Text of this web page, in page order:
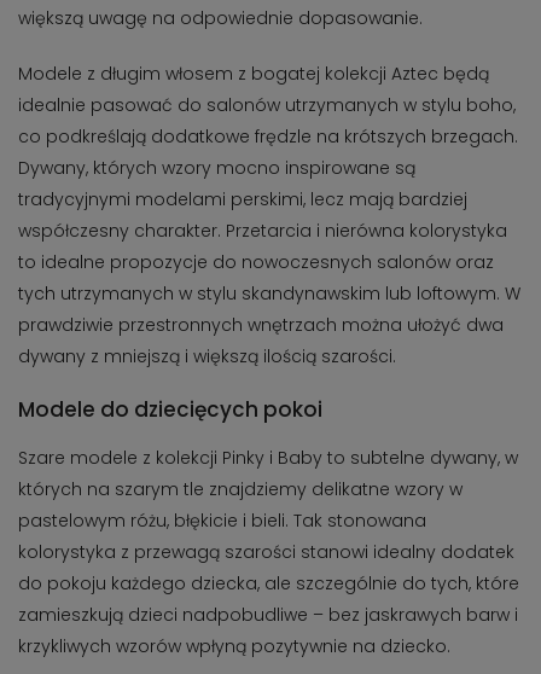
większą uwagę na odpowiednie dopasowanie.
Modele z długim włosem z bogatej kolekcji Aztec będą
idealnie pasować do salonów utrzymanych w stylu boho,
co podkreślają dodatkowe frędzle na krótszych brzegach.
Dywany, których wzory mocno inspirowane są
tradycyjnymi modelami perskimi, lecz mają bardziej
współczesny charakter. Przetarcia i nierówna kolorystyka
to idealne propozycje do nowoczesnych salonów oraz
tych utrzymanych w stylu skandynawskim lub loftowym. W
prawdziwie przestronnych wnętrzach można ułożyć dwa
dywany z mniejszą i większą ilością szarości.
Modele do dziecięcych pokoi
Szare modele z kolekcji Pinky i Baby to subtelne dywany, w
których na szarym tle znajdziemy delikatne wzory w
pastelowym różu, błękicie i bieli. Tak stonowana
kolorystyka z przewagą szarości stanowi idealny dodatek
do pokoju każdego dziecka, ale szczególnie do tych, które
zamieszkują dzieci nadpobudliwe – bez jaskrawych barw i
krzykliwych wzorów wpłyną pozytywnie na dziecko.